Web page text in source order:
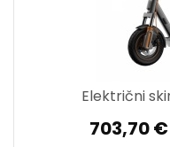
Električni
703,70 €